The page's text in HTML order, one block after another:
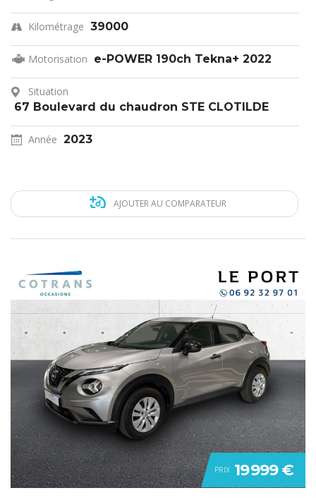
Kilométrage 39000
Motorisation e-POWER 190ch Tekna+ 2022
Situation
67 Boulevard du chaudron STE CLOTILDE
Année 2023
AJOUTER AU COMPARATEUR
PRIX 19 999 €